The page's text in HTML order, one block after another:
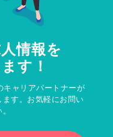
情報を
す！
キャリアパートナーが
す。お気軽にお問い